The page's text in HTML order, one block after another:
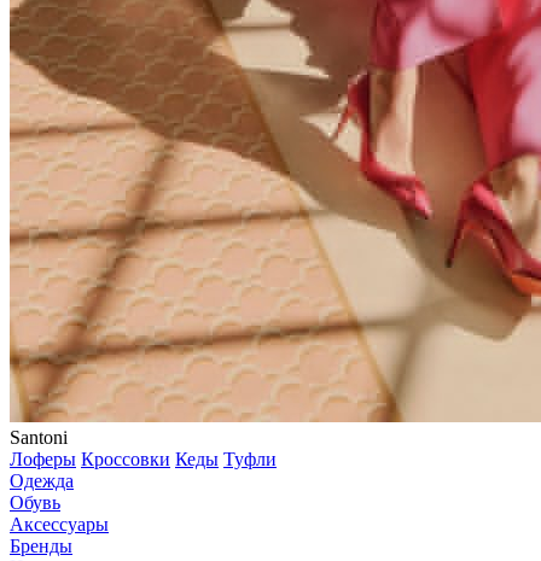
Santoni
Лоферы Кроссовки Кеды Туфли
Одежда
Обувь
Аксессуары
Бренды